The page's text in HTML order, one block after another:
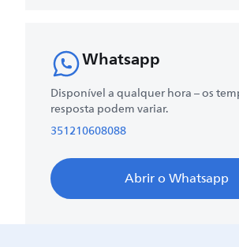
Whatsapp
Disponível a qualquer hora – os
resposta podem variar.
351210608088
Abrir o Whatsapp